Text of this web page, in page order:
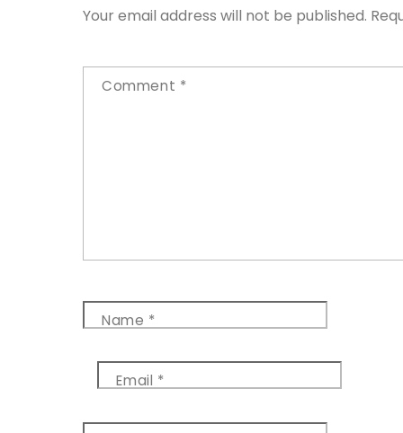
Your email address will not be published.
Comment *
Name *
Email *